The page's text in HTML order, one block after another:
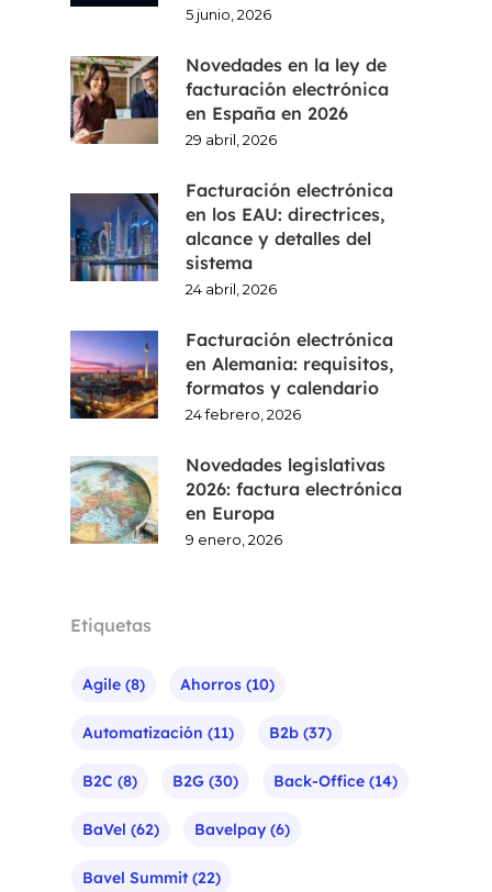
5 junio, 2026
Novedades en la ley de
facturación electrónica
en España en 2026
29 abril, 2026
Facturación electrónica
en los EAU: directrices,
alcance y detalles del
sistema
24 abril, 2026
Facturación electrónica
en Alemania: requisitos,
formatos y calendario
24 febrero, 2026
Novedades legislativas
2026: factura electrónica
en Europa
9 enero, 2026
Etiquetas
Agile (8) Ahorros (10)
Automatización (11) B2b (37)
B2C (8) B2G (30) Back-Office (14)
BaVel (62) Bavelpay (6)
Bavel Summit(22)